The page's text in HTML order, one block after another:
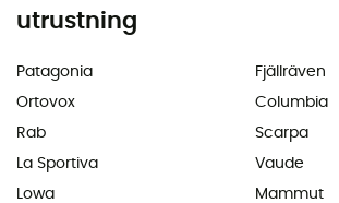
utrustning
Patagonia
Ortovox
Rab
La Sportiva
Lowa
Fjällräven
Columbia
Scarpa
Vaude
Mammut